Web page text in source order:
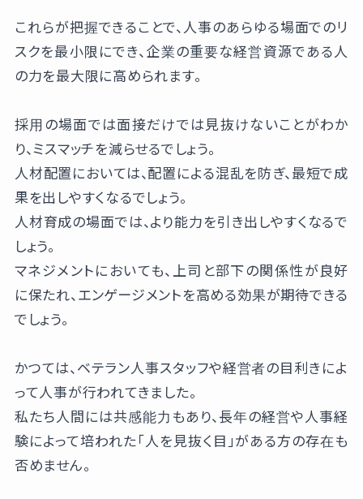
これらが把握できることで、人事のあらゆる場面でのリ
スクを最小限にでき、企業の重要な経営資源である人
の力を最大限に高められます。
採用の場面では面接だけでは見抜けないことがわか
り、ミスマッチを減らせるでしょう。
人材配置においては、配置による混乱を防ぎ、最短で成
果を出しやすくなるでしょう。
人材育成の場面では、より能力を引き出しやすくなるで
しょう。
マネジメントにおいても、上司と部下の関係性が良好
に保たれ、エンゲージメントを高める効果が期待できる
でしょう。
かつては、ベテラン人事スタッフや経営者の目利きによ
って人事が行われてきました。
私たち人間には共感能力もあり、長年の経営や人事経
験によって培われた「人を見抜く目」がある方の存在も
否めません。